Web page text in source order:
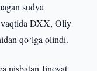
sudya
vaqtida DXX, Oliy
qo‘lga olindi.
nisbatan Jinoyat